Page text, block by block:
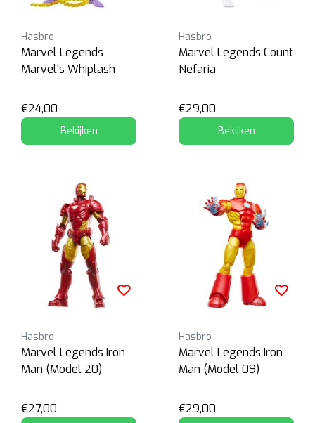
Hasbro
Marvel Legends
Marvel's Whiplash
€24,00
Bekijken
Hasbro
Marvel Legends Count
Nefaria
€29,00
Bekijken
Hasbro
Marvel Legends Iron
Man (Model 20)
€27,00
Hasbro
Marvel Legends Iron
Man (Model 09)
€29,00